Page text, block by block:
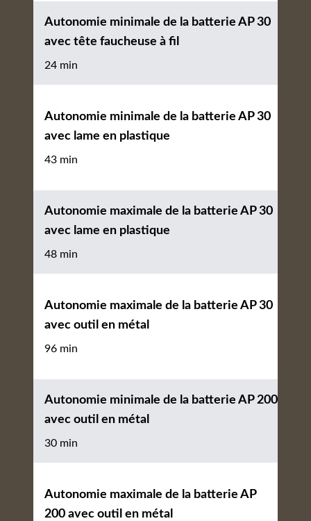
Autonomie minimale de la batterie AP 30
avec tête faucheuse à fil
24 min
Autonomie minimale de la batterie AP 30
avec lame en plastique
43 min
Autonomie maximale de la batterie AP 30
avec lame en plastique
48 min
Autonomie maximale de la batterie AP 30
avec outil en métal
96 min
Autonomie minimale de la batterie AP 200
avec outil en métal
30 min
Autonomie maximale de la batterie AP
200 avec outil en métal